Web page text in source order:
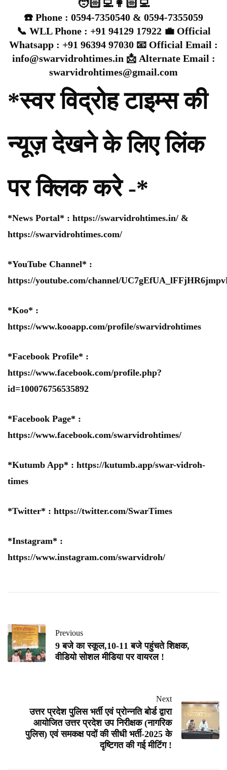
🧑🏻‍💻👩🏻‍💻
☎️ Phone : 0594-7350540 & 0594-7355059
📞 WLL Phone : +91 94129 17922 💼 Official
Whatsapp : +91 96394 97030 📧 Official Email :
info@swarvidrohtimes.in 📩 Alternate Email :
swarvidrohtimes@gmail.com
*स्वर विद्रोह टाइम्स की
न्यूज़ देखने के लिए लिंक
पर क्लिक करे -*
*News Portal* : https://swarvidrohtimes.in/ &
https://swarvidrohtimes.com/
*YouTube Channel* :
https://youtube.com/channel/
*Koo* :
https://www.kooapp.com/profile/swarvidrohtimes
*Facebook Profile* :
https://www.facebook.com/profile.php?
id=100076756535892
*Facebook Page* :
https://www.facebook.com/swarvidrohtimes/
*Kutumb App* : https://kutumb.app/swar-vidroh-
times
*Twitter* : https://twitter.com/SwarTimes
*Instagram* :
https://www.instagram.com/swarvidroh/
Previous
9 बजे का स्कूल,10-11 बजे पहुंचते शिक्षक,
वीडियो सोशल मीडिया पर वायरल !
Next
उत्तर प्रदेश पुलिस भर्ती एवं प्रोन्नति बोर्ड द्वारा
आयोजित उत्तर प्रदेश उप निरीक्षक (नागरिक
पुलिस) एवं समकक्ष पदों की सीधी भर्ती-2025 के
दृष्टिगत की गई मीटिंग !